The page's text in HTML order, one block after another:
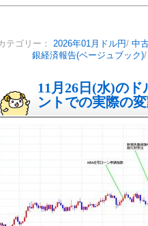
テゴリー： 2026年01月ドル円/ 中
銀経済報告(ベージュブック)
11月26日(水)の
ントでの実際の